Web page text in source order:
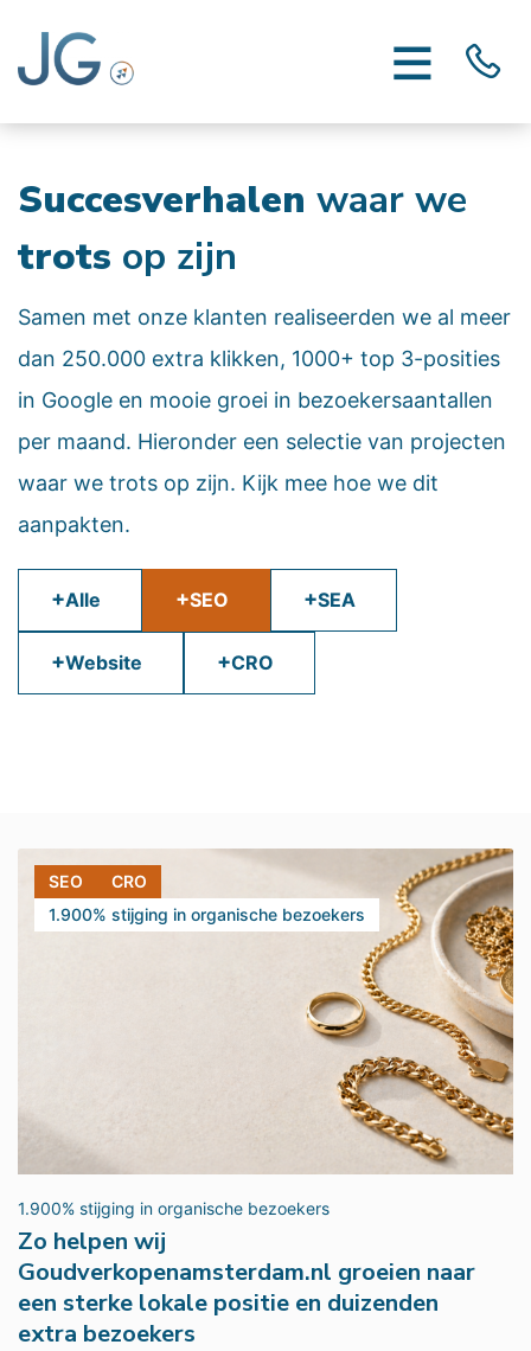
Succesverhalen waar we
trots op zijn
Samen met onze klanten realiseerden we al meer
dan 250.000 extra klikken, 1000+ top 3-posities
in Google en mooie groei in bezoekersaantallen
per maand. Hieronder een selectie van projecten
waar we trots op zijn. Kijk mee hoe we dit
aanpakten.
+Alle +SEO +SEA
+Website +CRO
SEO
CRO
1.900% stijging in organische bezoekers
1.900% stijging in organische bezoekers
Zo helpen wij
Goudverkopenamsterdam.nl groeien naar
een sterke lokale positie en duizenden
extra bezoekers